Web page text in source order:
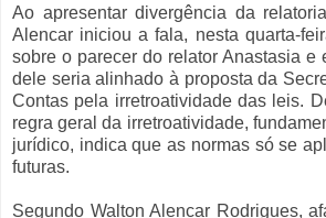
Ao apresentar divergência da
Alencar iniciou a fala, nesta quarta-
sobre o parecer do relator Anastasia e
dele seria alinhado à proposta da
Contas pela irretroatividade das leis.
regra geral da irretroatividade,
jurídico, indica que as normas só se
futuras.
Segundo Walton Alencar Rodrigues,